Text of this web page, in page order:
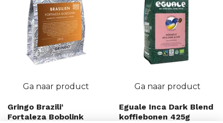
Ga naar product
Gringo Brazili‘
Fortaleza Bobolink
Ga naar product
Eguale Inca Dark Blend
koffiebonen 425g